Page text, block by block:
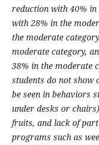
reduction with 40%
with 28% in the
the moderate
moderate category,
38% in the moderate
students do not show
be seen in behaviors
under desks or
fruits, and lack of
programs such as